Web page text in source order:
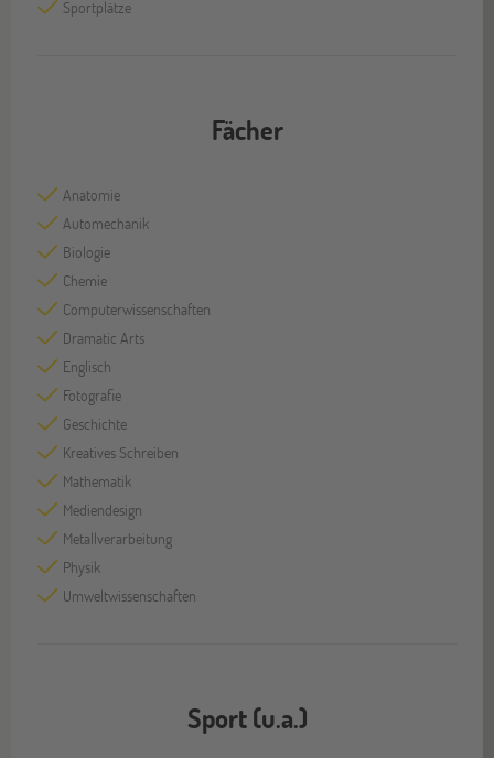
Sportplätze
Fächer
Anatomie
Automechanik
Biologie
Chemie
Computerwissenschaften
Dramatic Arts
Englisch
Fotografie
Geschichte
Kreatives Schreiben
Mathematik
Mediendesign
Metallverarbeitung
Physik
Umweltwissenschaften
Sport (u.a.)